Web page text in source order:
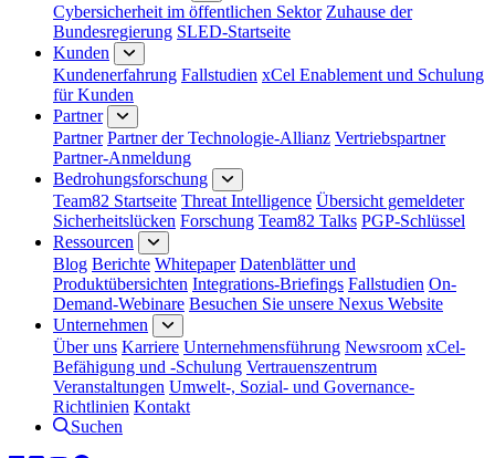
Cybersicherheit im öffentlichen Sektor Zuhause der
Bundesregierung SLED-Startseite
Kunden
Kundenerfahrung Fallstudien xCel Enablement und Schulung
für Kunden
Partner
Partner Partner der Technologie-Allianz Vertriebspartner
Partner-Anmeldung
Bedrohungsforschung
Team82 Startseite Threat Intelligence Übersicht gemeldeter
Sicherheitslücken Forschung Team82 Talks PGP-Schlüssel
Ressourcen
Blog Berichte Whitepaper Datenblätter und
Produktübersichten Integrations-Briefings Fallstudien On-
Demand-Webinare Besuchen Sie unsere Nexus Website
Unternehmen
Über uns Karriere Unternehmensführung Newsroom xCel-
Befähigung und -Schulung Vertrauenszentrum
Veranstaltungen Umwelt-, Sozial- und Governance-
Richtlinien Kontakt
Suchen